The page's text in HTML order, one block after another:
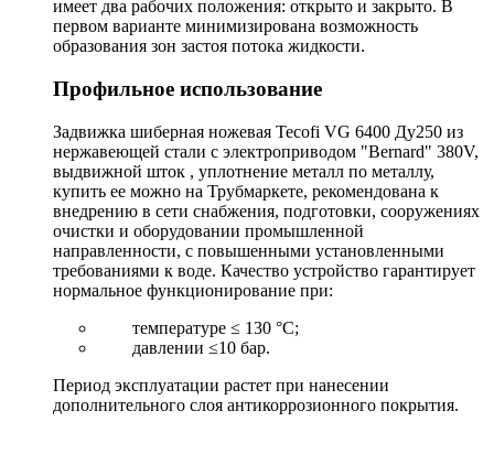
имеет два рабочих положения: открыто и закрыто. В
первом варианте минимизирована возможность
образования зон застоя потока жидкости.
Профильное использование
Задвижка шиберная ножевая Tecofi VG 6400 Ду250 из
нержавеющей стали с электроприводом "Bernard" 380V,
выдвижной шток , уплотнение металл по металлу,
купить ее можно на Трубмаркете, рекомендована к
внедрению в сети снабжения, подготовки, сооружениях
очистки и оборудовании промышленной
направленности, с повышенными установленными
требованиями к воде. Качество устройство гарантирует
нормальное функционирование при:
температуре ≤ 130 °С;
давлении ≤10 бар.
Период эксплуатации растет при нанесении
дополнительного слоя антикоррозионного покрытия.